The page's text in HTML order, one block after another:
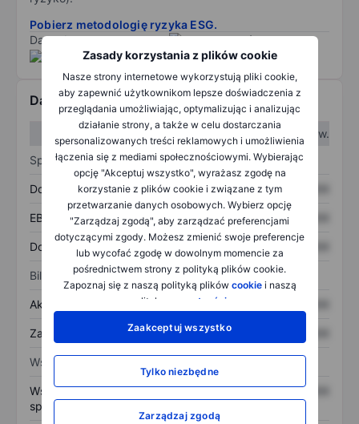
Zasady korzystania z plików cookie
Nasze strony internetowe wykorzystują pliki cookie,
aby zapewnić użytkownikom lepsze doświadczenia z
przeglądania umożliwiając, optymalizując i analizując
działanie strony, a także w celu dostarczania
spersonalizowanych treści reklamowych i umożliwienia
łączenia się z mediami społecznościowymi. Wybierając
opcję "Akceptuj wszystko", wyrażasz zgodę na
korzystanie z plików cookie i związane z tym
przetwarzanie danych osobowych. Wybierz opcję
"Zarządzaj zgodą", aby zarządzać preferencjami
dotyczącymi zgody. Możesz zmienić swoje preferencje
lub wycofać zgodę w dowolnym momencie za
pośrednictwem strony z polityką plików cookie.
Zapoznaj się z naszą polityką plików cookiei naszą
polityką
prywatności
Zaakceptuj wszystko
Tylko niezbędne
Zarządzaj zgodą
Pobierz metodologię ryzyka ESG.
Dane dostarczone przez
/
Dane finansowe
W II kw.
Sprawozdanie z zysków
Dochód XXXXXXX XXXXXXX
EBITDA XXXXXXX XXXXXXX
Dochód netto XXXXXXX XXXXXXX
Bilans
Aktywa ogółem
Zadłużenie ogółem XXXXXXX
Wskaźniki
Współczynnik cena do
sprzedaży
XXXXXXX XXXXXXX